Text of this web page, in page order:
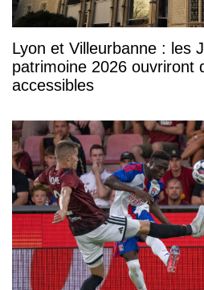
Lyon et Villeurbanne : les
patrimoine 2026 ouvriront
accessibles